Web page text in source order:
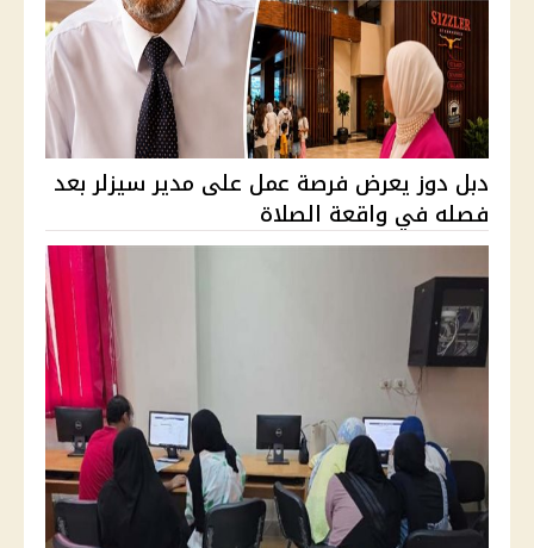
دبل دوز يعرض فرصة عمل على مدير سيزلر بعد
فصله في واقعة الصلاة